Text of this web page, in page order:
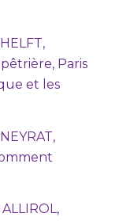
Paris
et les